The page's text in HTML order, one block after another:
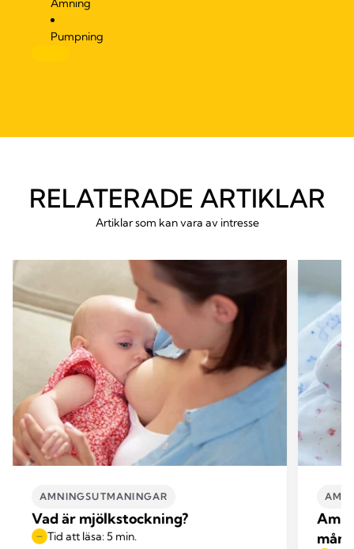
Amning
Pumpning
RELATERADE ARTIKLAR
Artiklar som kan vara av intresse
AMNINGSUTMANINGAR
Vad är mjölkstockning?
Tid att läsa: 5 min.